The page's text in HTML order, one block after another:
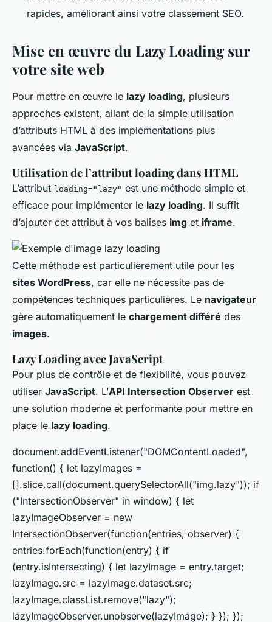
rapides, améliorant ainsi votre classement SEO.
Mise en œuvre du Lazy Loading sur
votre site web
Pour mettre en œuvre le lazy loading, plusieurs
approches existent, allant de la simple utilisation
d’attributs HTML à des implémentations plus
avancées via JavaScript.
Utilisation de l’attribut loading dans HTML
L’attribut loading="lazy" est une méthode simple et
efficace pour implémenter le lazy loading. Il suffit
d’ajouter cet attribut à vos balises img et iframe.
Cette méthode est particulièrement utile pour les
sites WordPress, car elle ne nécessite pas de
compétences techniques particulières. Le navigateur
gère automatiquement le chargement différé des
images.
Lazy Loading avec JavaScript
Pour plus de contrôle et de flexibilité, vous pouvez
utiliser JavaScript. L’API Intersection Observer est
une solution moderne et performante pour mettre en
place le lazy loading.
document.addEventListener("DOMContentLoaded",
function() { let lazyImages =
[].slice.call(document.querySelectorAll("img.lazy")); if
("IntersectionObserver" in window) { let
lazyImageObserver = new
IntersectionObserver(function(entries, observer) {
entries.forEach(function(entry) { if
(entry.isIntersecting) { let lazyImage = entry.target;
lazyImage.src = lazyImage.dataset.src;
lazyImage.classList.remove("lazy");
lazyImageObserver.unobserve(lazyImage); } }); });